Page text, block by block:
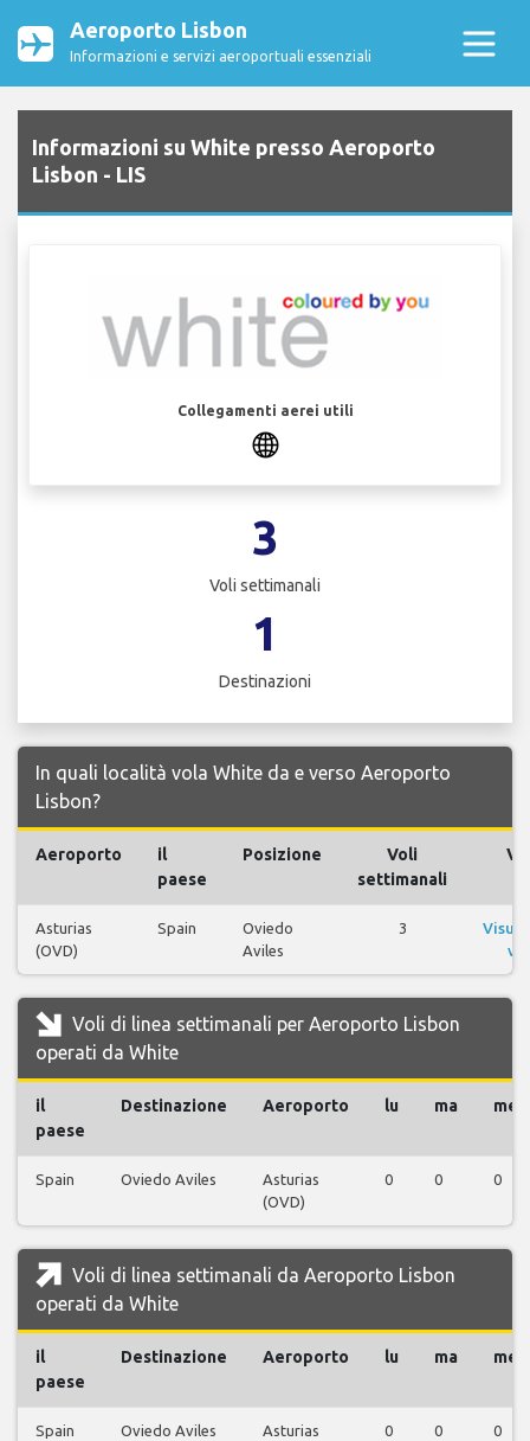
Aeroporto Lisbon
Informazioni e servizi aeroportuali essenziali
Informazioni su White presso Aeroporto
Lisbon - LIS
Collegamenti aerei utili
3
Voli settimanali
1
Destinazioni
In quali località vola White da e verso Aeroporto
Lisbon?
Aeroporto
il
paese
Posizione
Voli
settimanali
Asturias
(OVD)
Spain
Oviedo
Aviles
3
Voli di linea settimanali per Aeroporto Lisbon
operati da White
il
paese
Destinazione Aeroporto lu ma me
Spain Oviedo Aviles
Asturias
(OVD)
0 0 0
Voli di linea settimanali da Aeroporto Lisbon
operati da White
il
paese
Destinazione Aeroporto lu ma me
Spain Oviedo Aviles
Asturias
0 0 0